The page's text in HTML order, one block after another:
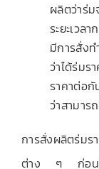
ผลิตว่าร่
ระยะเวล
มีการสั่ง
ว่าได้ร่มร
ราคาต่อ
ว่าสามาร
การสั่งผลิตร่มร
ต่าง ๆ ก่อนสั่